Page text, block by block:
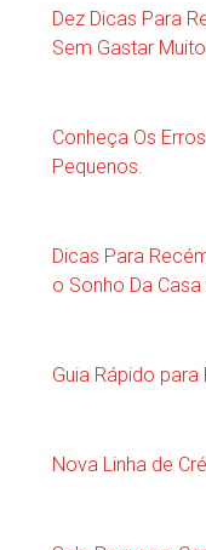
Dez Dicas Para
Sem Gastar
Conheça Os
Pequenos.
Dicas Para
o Sonho Da
Guia Rápido
Nova Linha de